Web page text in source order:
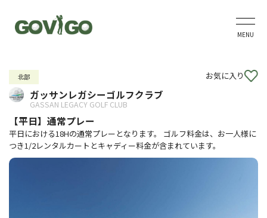
MENU
北部 お気に入り
ガッサンレガシーゴルフクラブ
GASSAN LEGACY GOLF CLUB
【平日】通常プレー
平日における18Hの通常プレーとなります。 ゴルフ料金は、お一人様に
つき1/2レンタルカートとキャディー料金が含まれています。